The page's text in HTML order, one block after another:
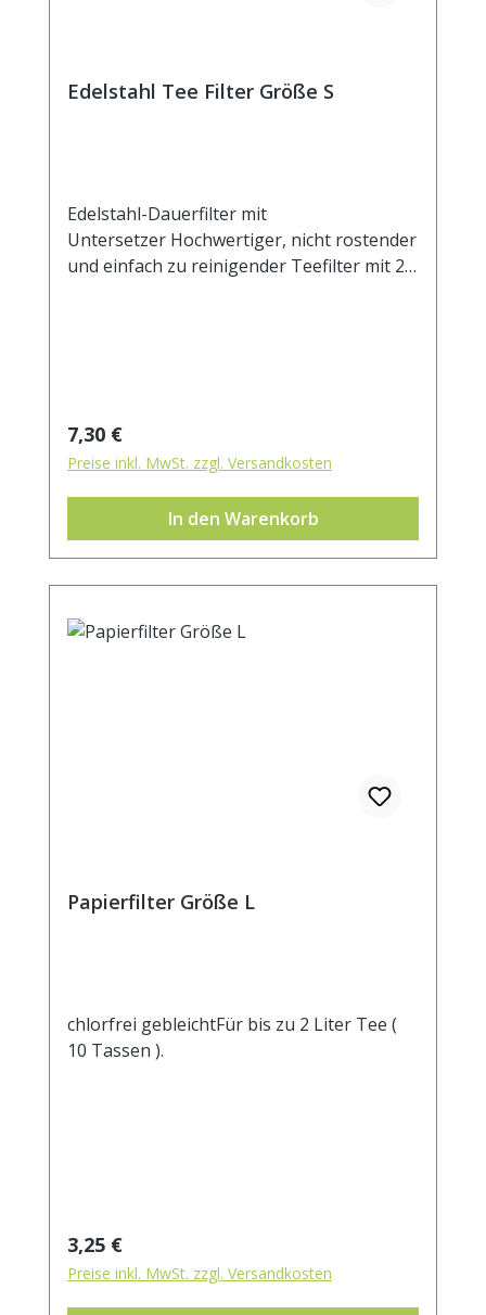
Edelstahl Tee Filter Größe S
Edelstahl-Dauerfilter mit
Untersetzer Hochwertiger, nicht rostender
und einfach zu reinigender Teefilter mit 2
Beim Ausspülen lösen sich die Partikel
leicht vom Filtergewebe. Durch die zwei
Henkel sitzt der Filter stabil auf dem
Becher- oder Kannenrand. Durchmesser
Regulärer Preis:
7,30 €
Preise inkl. MwSt. zzgl. Versandkosten
In den Warenkorb
Papierfilter Größe L
chlorfrei gebleichtFür bis zu 2 Liter Tee (
10 Tassen ).
Regulärer Preis:
3,25 €
Preise inkl. MwSt. zzgl. Versandkosten